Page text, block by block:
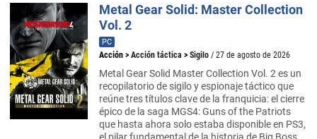
Metal Gear Solid: Master Collection
Vol. 2
PC
Acción > Acción táctica > Sigilo / 27 de agosto de 2026
Metal Gear Solid Master Collection Vol. 2 es un
recopilatorio de sigilo y espionaje táctico que
reúne tres títulos clave de la franquicia: el cierre
épico de la saga MGS4: Guns of the Patriots
que hasta ahora solo estaba disponible en PS3,